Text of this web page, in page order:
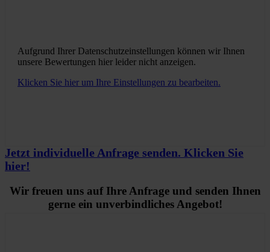
Aufgrund Ihrer Datenschutzeinstellungen können wir Ihnen
unsere Bewertungen hier leider nicht anzeigen.
Klicken Sie hier um Ihre Einstellungen zu bearbeiten.
Jetzt individuelle Anfrage senden. Klicken Sie
hier!
Wir freuen uns auf Ihre Anfrage und senden Ihnen
gerne ein unverbindliches Angebot!